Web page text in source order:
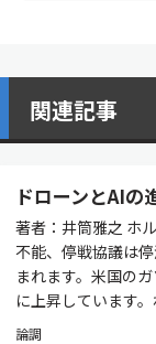
関連記事
ドローンとAI
著者：井筒雅之 ホ
不能、停戦協議は
まれます。米国の
に上昇しています
論調